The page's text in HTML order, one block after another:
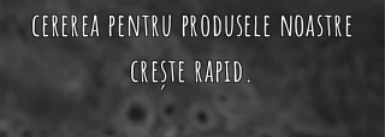
cererea pentru produsele noastre
crește rapid.